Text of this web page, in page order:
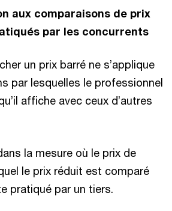
aux comparaisons de prix
par les concurrents
un prix barré ne s’applique
par lesquelles le professionnel
affiche avec ceux d’autres
la mesure où le prix de
le prix réduit est comparé
pratiqué par un tiers.